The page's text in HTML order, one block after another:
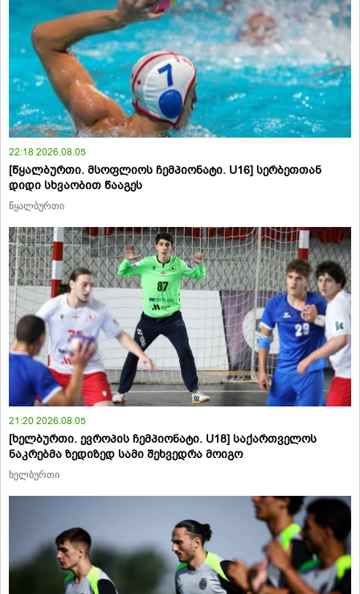
22:18 2026.08.05
[წყალბურთი. მსოფლიოს ჩემპიონატი. U16] სერბეთთან
დიდი სხვაობით წააგეს
წყალბურთი
21:20 2026.08.05
[ხელბურთი. ევროპის ჩემპიონატი. U18] საქართველოს
ნაკრებმა ზედიზედ სამი შეხვედრა მოიგო
ხელბურთი